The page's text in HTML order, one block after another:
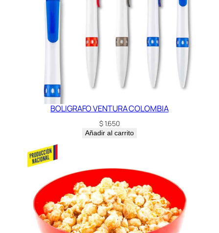
BOLIGRAFO VENTURA COLOMBIA
$1.650
Añadir al carrito